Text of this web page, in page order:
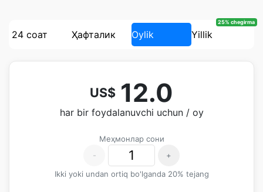
24 соат Ҳафталик Oylik Yillik
25% chegirma
US$ 12.0
har bir foydalanuvchi uchun / oy
Меҳмонлар сони
-
+
Ikki yoki undan ortiq bo'lganda 20% tejang